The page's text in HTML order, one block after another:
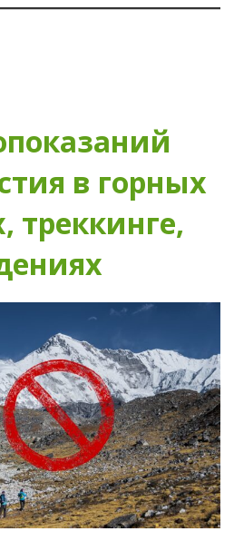
в горных
треккинге,